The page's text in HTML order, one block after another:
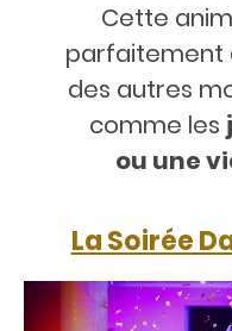
Cette
parfaitement
des autres
comme les
ou une
La Soirée